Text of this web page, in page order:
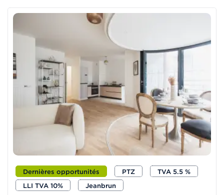
Dernières opportunités PTZ
TVA 5.5 %
LLI TVA 10%
Jeanbrun